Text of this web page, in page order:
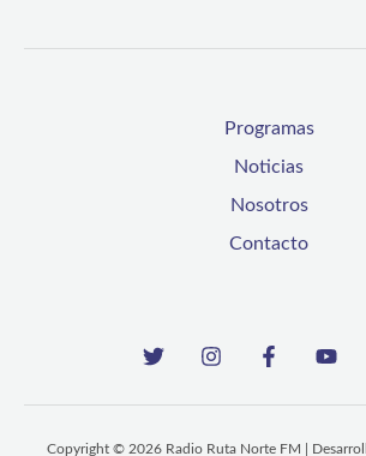
Programas
Noticias
Nosotros
Contacto
Copyright © 2026 Radio Ruta Norte FM |